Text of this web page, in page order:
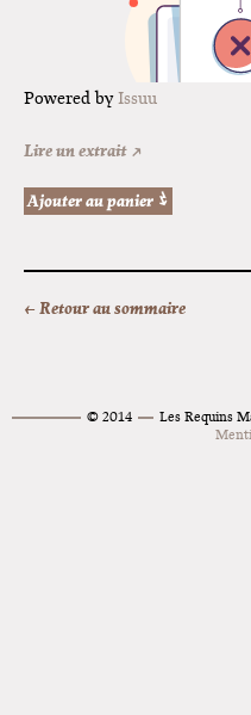
Powered byIssuu
Lire un extrait ↗
← Retour au sommaire
© 2014 Les Requins